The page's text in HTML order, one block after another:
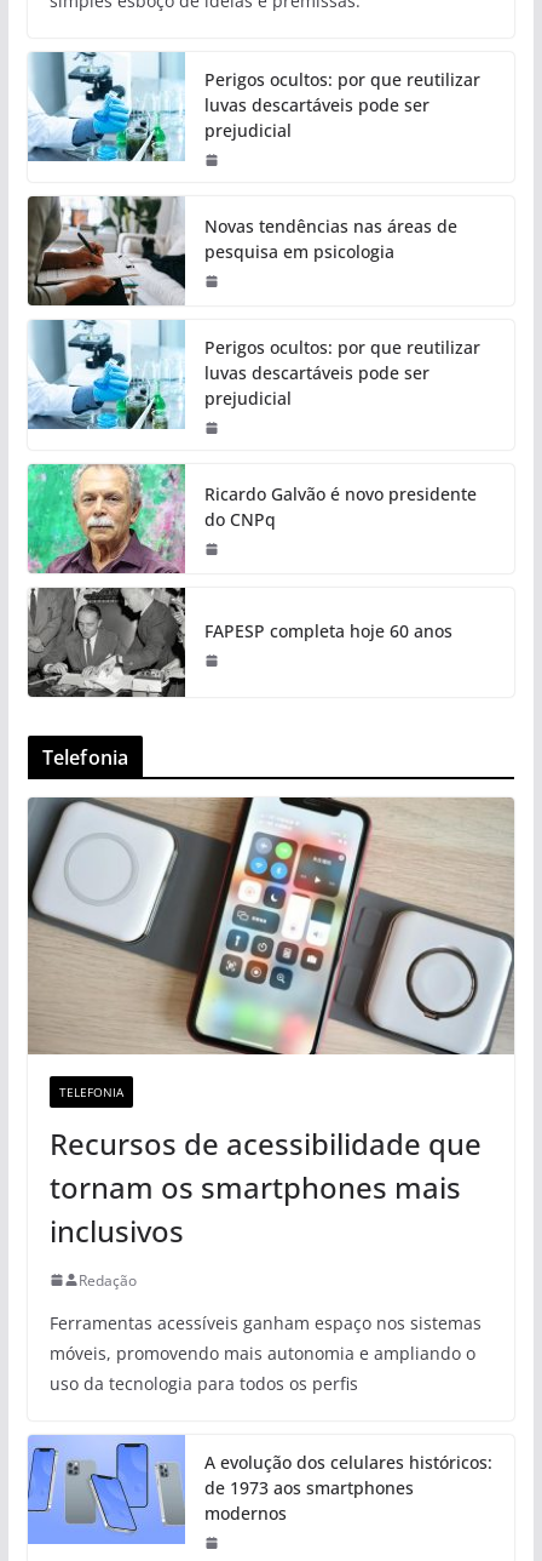
Perigos ocultos: por que reutilizar
luvas descartáveis pode ser
prejudicial
Novas tendências nas áreas de
pesquisa em psicologia
Perigos ocultos: por que reutilizar
luvas descartáveis pode ser
prejudicial
Ricardo Galvão é novo presidente
do CNPq
FAPESP completa hoje 60 anos
Telefonia
TELEFONIA
Recursos de acessibilidade que
tornam os smartphones mais
inclusivos
Redação
Ferramentas acessíveis ganham espaço nos sistemas
móveis, promovendo mais autonomia e ampliando o
uso da tecnologia para todos os perfis
A evolução dos celulares históricos:
de 1973 aos smartphones
modernos